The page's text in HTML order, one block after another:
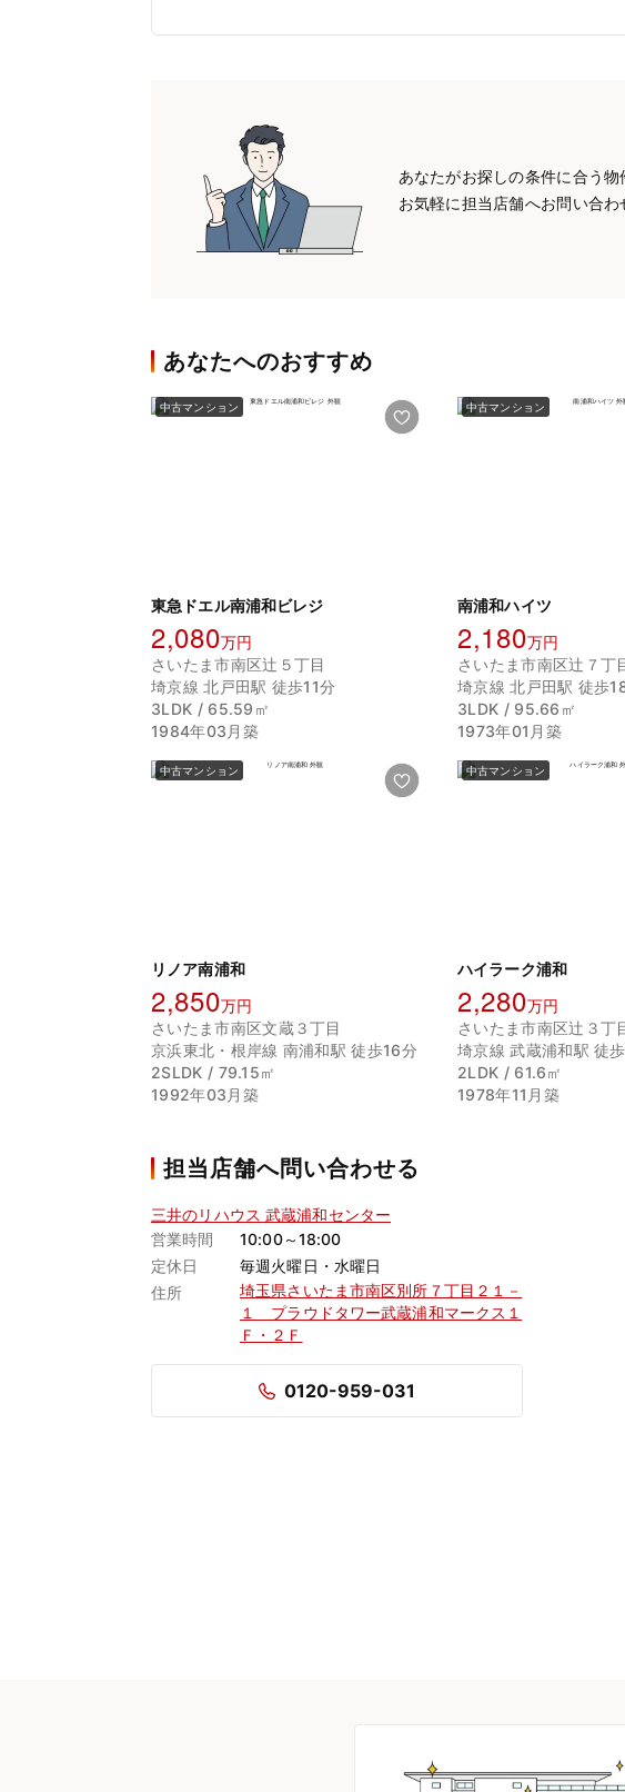
あなたがお探しの条件に合う物
お気軽に担当店舗へお問い合わ
あなたへのおすすめ
中古マンション
東急ドエル南浦和ビレジ
2,080万円
さいたま市南区辻５丁目
埼京線 北戸田駅 徒歩11分
3LDK / 65.59㎡
1984年03月築
中古マンション
南浦和ハイツ
2,180万円
さいたま市南区辻７丁
埼京線 北戸田駅 徒歩
3LDK / 95.66㎡
1973年01月築
中古マンション
リノア南浦和
2,850万円
さいたま市南区文蔵３丁目
京浜東北・根岸線 南浦和駅 徒歩16分
2SLDK / 79.15㎡
1992年03月築
中古マンション
ハイラーク浦和
2,280万円
さいたま市南区辻３丁
埼京線 武蔵浦和駅 徒
2LDK / 61.6㎡
1978年11月築
担当店舗へ問い合わせる
三井のリハウス 武蔵浦和センター
営業時間
10:00～18:00
定休日
毎週火曜日・水曜日
住所
埼玉県さいたま市南区別所７丁目２１－
１ プラウドタワー武蔵浦和マークス１
Ｆ・２Ｆ
0120-959-031